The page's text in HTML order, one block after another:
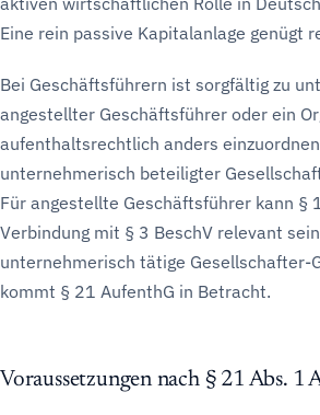
Eine rein passive Kapitalanlage genügt
Bei Geschäftsführern ist sorgfältig zu
angestellter Geschäftsführer oder ein
aufenthaltsrechtlich anders
unternehmerisch beteiligter
Für angestellte Geschäftsführer kann §
Verbindung mit § 3 BeschV relevant
unternehmerisch tätige Gesellschafter-
kommt § 21 AufenthG in Betracht.
Voraussetzungen nach § 21 Abs. 1